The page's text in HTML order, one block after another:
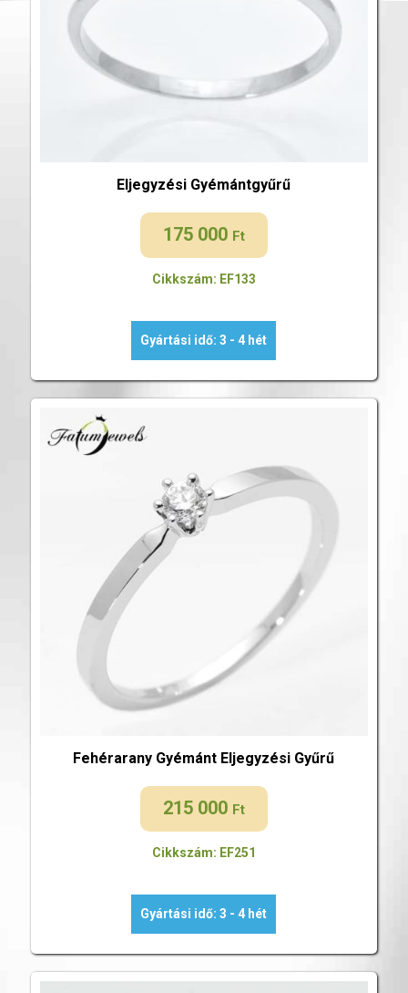
Eljegyzési Gyémántgyűrű
175 000 Ft
Cikkszám: EF133
Gyártási idő: 3 - 4 hét
Fehérarany Gyémánt Eljegyzési Gyűrű
215 000 Ft
Cikkszám: EF251
Gyártási idő: 3 - 4 hét